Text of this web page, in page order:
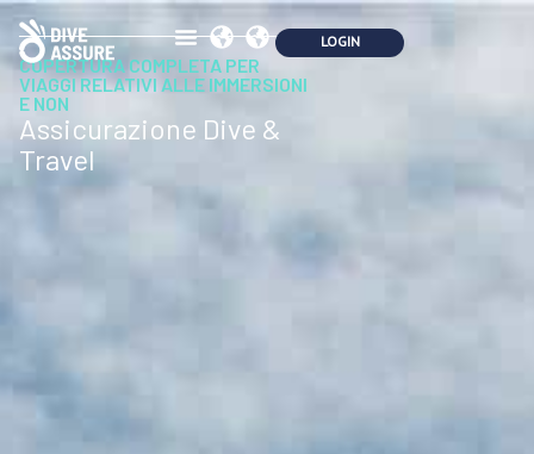
COPERTURA COMPLETA PER
VIAGGI RELATIVI ALLE IMMERSIONI
E NON
Assicurazione Dive &
Travel